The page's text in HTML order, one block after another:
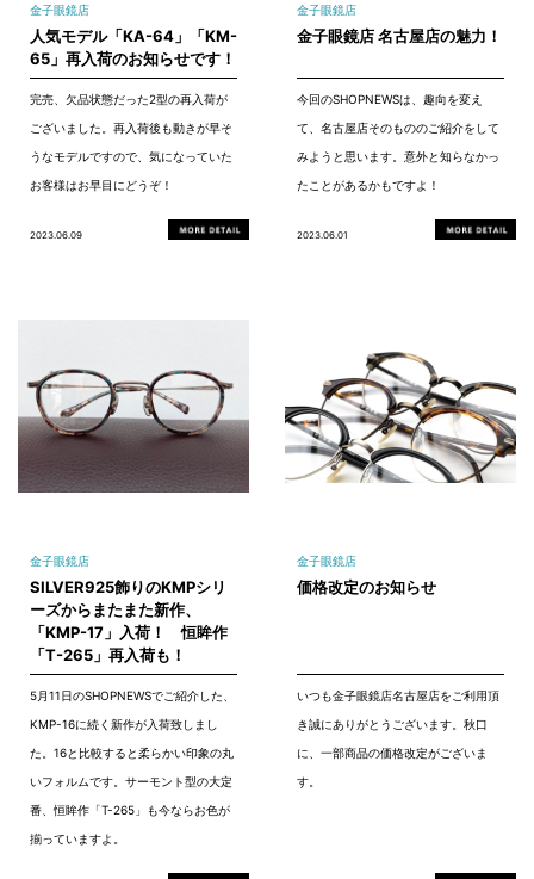
金子眼鏡店
人気モデル「KA-64」「KM-
65」再入荷のお知らせです！
完売、欠品状態だった2型の再入荷が
ございました。再入荷後も動きが早そ
うなモデルですので、気になっていた
お客様はお早目にどうぞ！
2023.06.09
金子眼鏡店
金子眼鏡店 名古屋店の魅力！
今回のSHOPNEWSは、趣向を変え
て、名古屋店そのもののご紹介をして
みようと思います。意外と知らなかっ
たことがあるかもですよ！
2023.06.01
金子眼鏡店
SILVER925飾りのKMPシリ
ーズからまたまた新作、
「KMP-17」入荷！ 恒眸作
「T-265」再入荷も！
5月11日のSHOPNEWSでご紹介した、
KMP-16に続く新作が入荷致しまし
た。16と比較すると柔らかい印象の丸
いフォルムです。サーモント型の大定
番、恒眸作「T-265」も今ならお色が
揃っていますよ。
金子眼鏡店
価格改定のお知らせ
いつも金子眼鏡店名古屋店をご利用頂
き誠にありがとうございます。秋口
に、一部商品の価格改定がございま
す。